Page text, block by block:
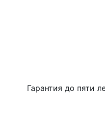
Гарантия до пяти